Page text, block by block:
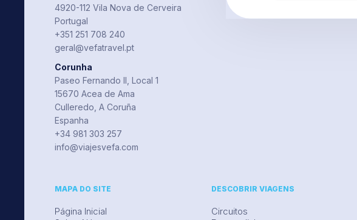
4920-112 Vila Nova de Cerveira
Portugal
+351 251 708 240
geral@vefatravel.pt
Corunha
Paseo Fernando II, Local 1
15670 Acea de Ama
Culleredo, A Coruña
Espanha
+34 981 303 257
info@viajesvefa.com
MAPA DO SITE
Página Inicial
DESCOBRIR VIAGENS
Circuitos